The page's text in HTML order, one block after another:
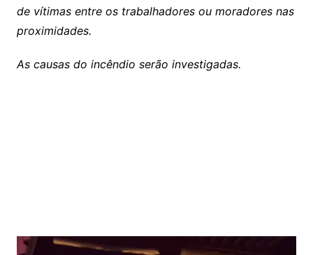
de vítimas entre os trabalhadores ou moradores nas
proximidades.
As causas do incêndio serão investigadas.